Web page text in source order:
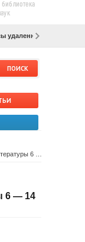
библиотека
удаленного доступа
6 — 14